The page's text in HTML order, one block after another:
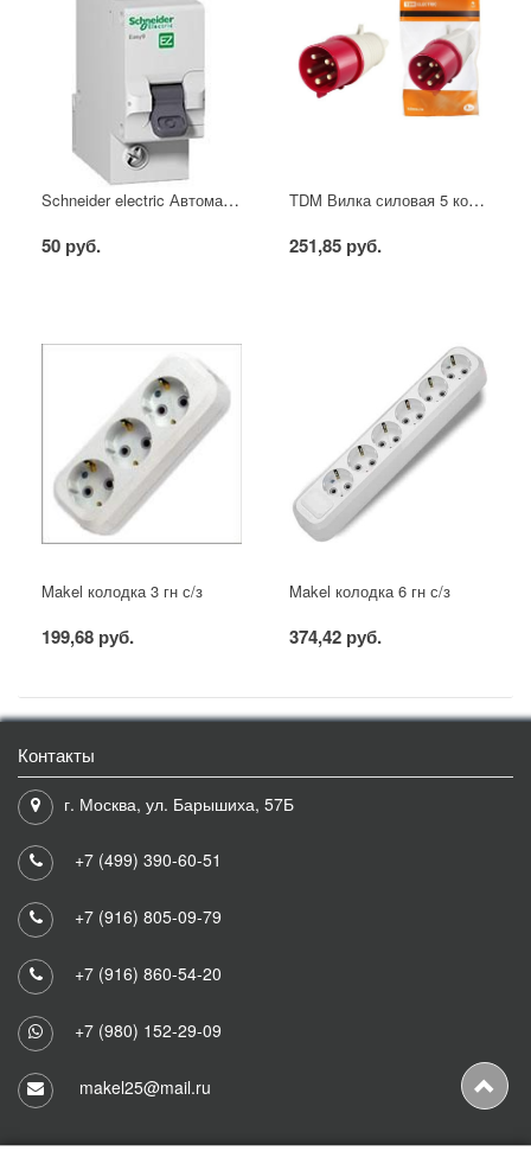
Schneider electric Автоматический выключатель 1/40А
50 руб.
TDM Вилка силовая 5 контактов 16А 380В IP44
251,85 руб.
Makel колодка 3 гн с/з
199,68 руб.
Makel колодка 6 гн с/з
374,42 руб.
Контакты
г. Москва, ул. Барышиха, 57Б
+7 (499) 390-60-51
+7 (916) 805-09-79
+7 (916) 860-54-20
+7 (980) 152-29-09
makel25@mail.ru